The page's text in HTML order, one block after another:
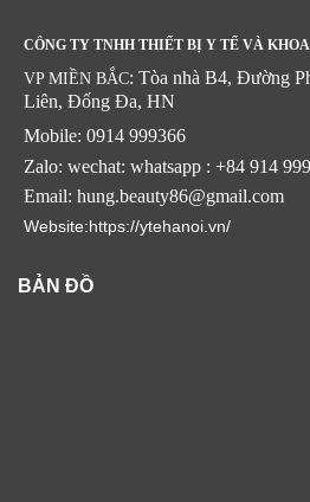
CÔNG TY TNHH THIẾT BỊ Y TẾ VÀ
VP MIỀN BẮC: Tòa nhà B4, Đường
Liên, Đống Đa, HN
Mobile: 0914 999366
Zalo: wechat: whatsapp : +84 914
Email: hung.beauty86@gmail.com
Website:https://ytehanoi.vn/
BẢN ĐỒ